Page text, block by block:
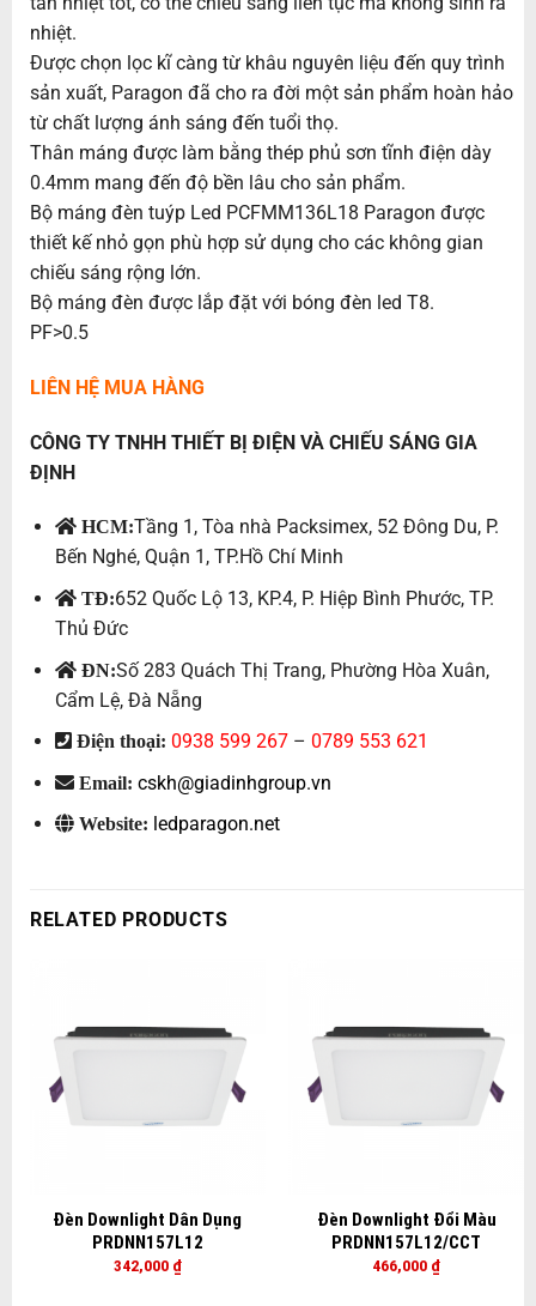
nhiệt.
Được chọn lọc kĩ càng từ khâu nguyên liệu đến quy trình
sản xuất, Paragon đã cho ra đời một sản phẩm hoàn hảo
từ chất lượng ánh sáng đến tuổi thọ.
Thân máng được làm bằng thép phủ sơn tĩnh điện dày
0.4mm mang đến độ bền lâu cho sản phẩm.
Bộ máng đèn tuýp Led PCFMM136L18 Paragon được
thiết kế nhỏ gọn phù hợp sử dụng cho các không gian
chiếu sáng rộng lớn.
Bộ máng đèn được lắp đặt với bóng đèn led T8.
PF>0.5
LIÊN HỆ MUA HÀNG
CÔNG TY TNHH THIẾT BỊ ĐIỆN VÀ CHIẾU SÁNG GIA
ĐỊNH
HCM:Tầng 1, Tòa nhà Packsimex, 52 Đông Du, P.
Bến Nghé, Quận 1, TP.Hồ Chí Minh
TĐ:652 Quốc Lộ 13, KP.4, P. Hiệp Bình Phước, TP.
Thủ Đức
ĐN:Số 283 Quách Thị Trang, Phường Hòa Xuân,
Cẩm Lệ, Đà Nẵng
Điện thoại: 0938 599 267– 0789 553 621
Email: cskh@giadinhgroup.vn
Website: ledparagon.net
RELATED PRODUCTS
Đèn Downlight Dân Dụng
PRDNN157L12
342,000 ₫
Đèn Downlight Đổi Màu
PRDNN157L12/CCT
466,000 ₫